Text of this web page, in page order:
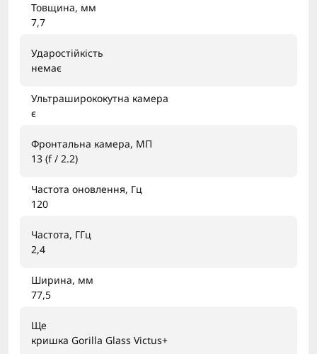
Товщина, мм
7,7
Ударостійкість
немає
Ультраширококутна камера
є
Фронтальна камера, МП
13 (f / 2.2)
Частота оновлення, Гц
120
Частота, ГГц
2,4
Ширина, мм
77,5
Ще
кришка Gorilla Glass Victus+